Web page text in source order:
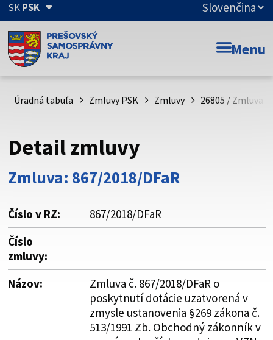
SKPSK
Doména psk.sk je oficiálna
Toto je oficiálna webová stránka Prešovského
psk.sk.
Buďte pozorní a vždy sa uistite, že zdieľate informácie iba
cez zabezpečenú webovú stránku. Zabezpečená stránka
vždy začína https:// pred názvom domény webového sídla.
Menu
Úradná tabuľa Zmluvy PSK Zmluvy 26805 / Zmluva
Detail zmluvy
Zmluva: 867/2018/DFaR
Číslo v RZ:
867/2018/DFaR
Číslo
zmluvy:
Názov:
Zmluva č. 867/2018/DFaR o
poskytnutí dotácie uzatvorená v
zmysle ustanovenia §269 zákona č.
513/1991 Zb. Obchodný zákonník v